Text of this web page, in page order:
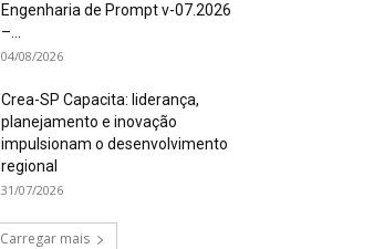
Engenharia de Prompt v-07.2026
–...
04/08/2026
Crea-SP Capacita: liderança,
planejamento e inovação
impulsionam o desenvolvimento
regional
31/07/2026
Carregar mais